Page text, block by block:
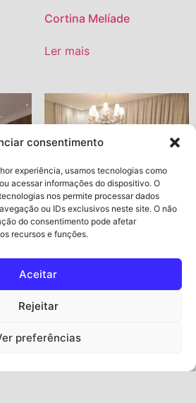
consentimento
experiência, usamos tecnologias como
acessar informações do dispositivo. O
nos permite processar dados
ou IDs exclusivos neste site. O não
do consentimento pode afetar
recursos e funções.
Aceitar
Rejeitar
preferências
Cortina Melíade
Ler mais
Cortinas Tradicional
Ler mais